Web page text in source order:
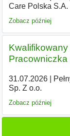
Care Polska S.A.
Zobacz później
31.07.2026|
Sp. Z o.o.
Zobacz później